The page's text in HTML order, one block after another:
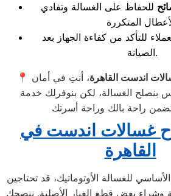
للحفاظ على الغسالة وتفادي
للتأكد من كفاءة الجهاز بعد
الصيانة.
اندست القاهرة، أنتِ في أمان
بنصلح الغسالة، لكن بنوفرلك خدمة
غسالات اندست في
القاهرة
للغسالة الأوتوماتيك، قد تحتاجين
وشراء بعض قطع الغيار الأصلية. ننصحكِ